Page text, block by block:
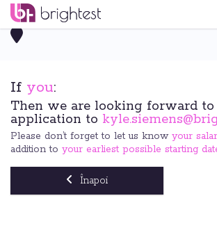
If you:
Then we are looking forward
application to
Please don’t forget to let us know your
addition to your earliest possible starting
Înapoi